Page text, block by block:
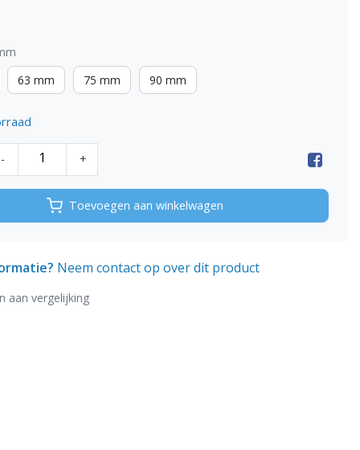
63 mm 75 mm 90 mm
- +
Toevoegen aan winkelwagen
Neem contact op over dit product
aan vergelijking